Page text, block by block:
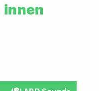
innen